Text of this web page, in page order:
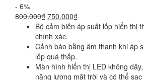
- 6%
800.000₫ Giá
gốc
là:
800.000₫.
750.000₫Giá
hiện
là:
Bộ cảm biến áp suất lốp hiển thị
chính xác.
Cảnh báo bằng âm thanh khi áp
lốp quá thấp.
Màn hình hiển thị LED không
năng lượng mặt trời và có thể